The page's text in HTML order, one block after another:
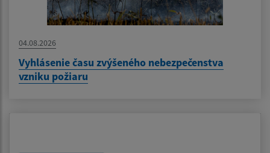
04.08.2026
Vyhlásenie času zvýšeného nebezpečenstva
vzniku požiaru